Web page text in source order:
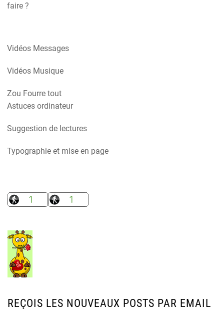
faire ?
Vidéos Messages
Vidéos Musique
Zou Fourre tout
Astuces ordinateur
Suggestion de lectures
Typographie et mise en page
REÇOIS LES NOUVEAUX POSTS PAR EMAIL